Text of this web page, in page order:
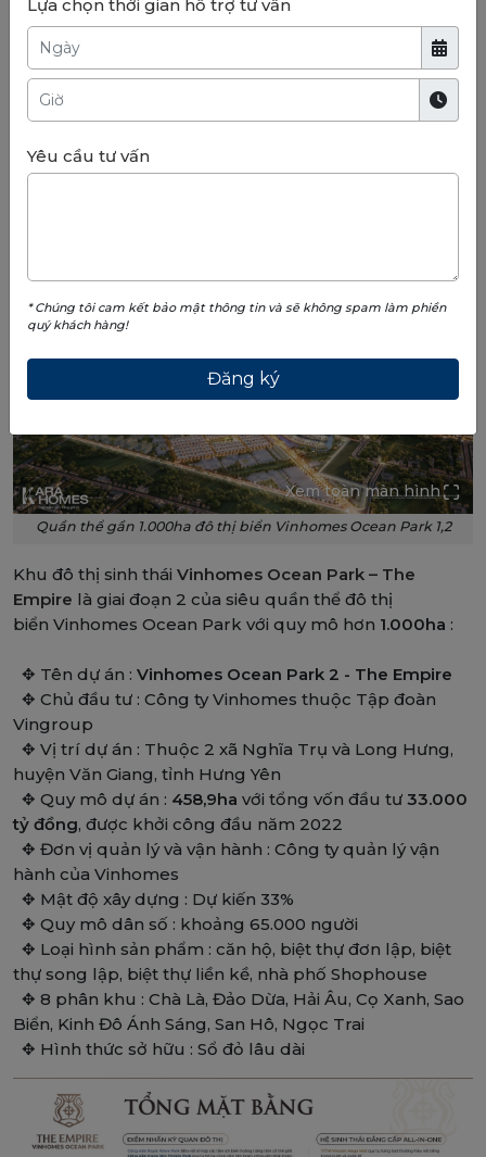
Xem toàn màn hình
Quần thể gần 1.000ha đô thị biển Vinhomes Ocean Park 1,2
Khu đô thị sinh thái Vinhomes Ocean Park – The
Empire là giai đoạn 2 của siêu quần thể đô thị
biển Vinhomes Ocean Park với quy mô hơn 1.000ha :
✥ Tên dự án : Vinhomes Ocean Park 2 - The Empire
✥ Chủ đầu tư : Công ty Vinhomes thuộc Tập đoàn
Vingroup
✥ Vị trí dự án : Thuộc 2 xã Nghĩa Trụ và Long Hưng,
huyện Văn Giang, tỉnh Hưng Yên
✥ Quy mô dự án : 458,9ha với tổng vốn đầu tư 33.000
tỷ đồng, được khởi công đầu năm 2022
✥ Đơn vị quản lý và vận hành : Công ty quản lý vận
hành của Vinhomes
✥ Mật độ xây dựng : Dự kiến 33%
✥ Quy mô dân số : khoảng 65.000 người
✥ Loại hình sản phẩm : căn hộ, biệt thự đơn lập, biệt
thự song lập, biệt thự liền kề, nhà phố Shophouse
✥ 8 phân khu : Chà Là, Đảo Dừa, Hải Âu, Cọ Xanh, Sao
Biển, Kinh Đô Ánh Sáng, San Hô, Ngọc Trai
✥ Hình thức sở hữu : Sổ đỏ lâu dài
Lựa chọn thời gian hỗ trợ tư vấn
Yêu cầu tư vấn
* Chúng tôi cam kết bảo mật thông tin và sẽ không spam làm phiền
quý khách hàng!